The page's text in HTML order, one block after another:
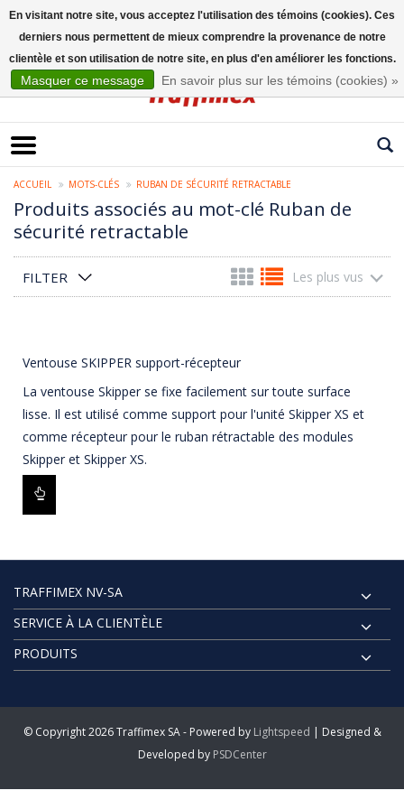
ACCUEIL MOTS-CLÉS RUBAN DE SÉCURITÉ RETRACTABLE
Produits associés au mot-clé Ruban de
sécurité retractable
FILTER Les plus vus
Ventouse SKIPPER support-récepteur
La ventouse Skipper se fixe facilement sur toute surface
lisse. Il est utilisé comme support pour l'unité Skipper XS et
comme récepteur pour le ruban rétractable des modules
Skipper et Skipper XS.
TRAFFIMEX NV-SA
SERVICE À LA CLIENTÈLE
PRODUITS
© Copyright 2026 Traffimex SA - Powered by Lightspeed | Designed &
Developed by PSDCenter
En visitant notre site, vous acceptez l'utilisation des témoins (cookies). Ces
derniers nous permettent de mieux comprendre la provenance de notre
clientèle et son utilisation de notre site, en plus d'en améliorer les fonctions.
Masquer ce message En savoir plus sur les témoins (cookies) »